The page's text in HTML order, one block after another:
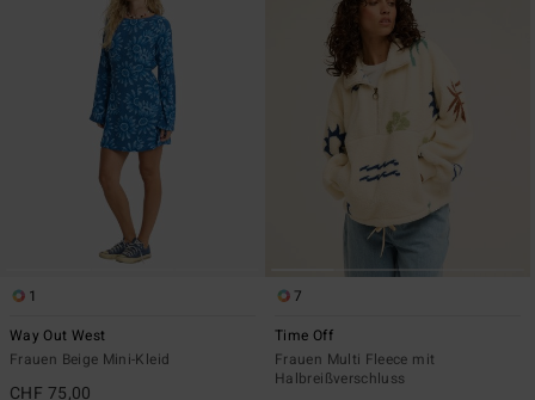
1
Way Out West
Frauen Beige Mini-Kleid
CHF 75,00
7
Time Off
Frauen Multi Fleece mit
Halbreißverschluss